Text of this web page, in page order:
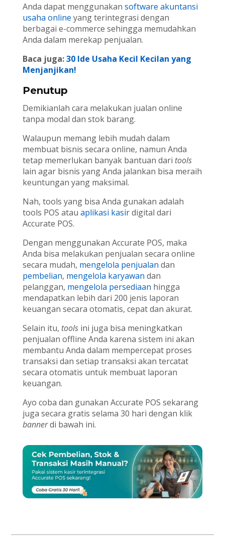
Anda dapat menggunakan software akuntansi
usaha online yang terintegrasi dengan
berbagai e-commerce sehingga memudahkan
Anda dalam merekap penjualan.
Baca juga:30 Ide Usaha Kecil Kecilan yang
Menjanjikan!
Penutup
Demikianlah cara melakukan jualan online
tanpa modal dan stok barang.
Walaupun memang lebih mudah dalam
membuat bisnis secara online, namun Anda
tetap memerlukan banyak bantuan dari tools
lain agar bisnis yang Anda jalankan bisa meraih
keuntungan yang maksimal.
Nah, tools yang bisa Anda gunakan adalah
tools POS atau aplikasi kasirdigital dari
Accurate POS.
Dengan menggunakan Accurate POS, maka
Anda bisa melakukan penjualan secara online
secara mudah, mengelola penjualan dan
pembelian, mengelola karyawan dan
pelanggan, mengelola persediaan hingga
mendapatkan lebih dari 200 jenis laporan
keuangan secara otomatis, cepat dan akurat.
Selain itu, toolsini juga bisa meningkatkan
penjualan offline Anda karena sistem ini akan
membantu Anda dalam mempercepat proses
transaksi dan setiap transaksi akan tercatat
secara otomatis untuk membuat laporan
keuangan.
Ayo coba dan gunakan Accurate POS sekarang
juga secara gratis selama 30 hari dengan klik
bannerdi bawah ini.